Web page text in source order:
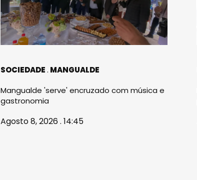
SOCIEDADE MANGUALDE
Mangualde 'serve' encruzado com música e
gastronomia
Agosto 8, 2026 . 14:45